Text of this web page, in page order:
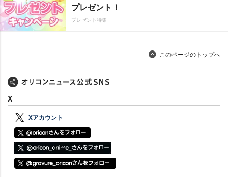
プレゼント！
プレゼント特集
このページのトップへ
X
Xアカウント